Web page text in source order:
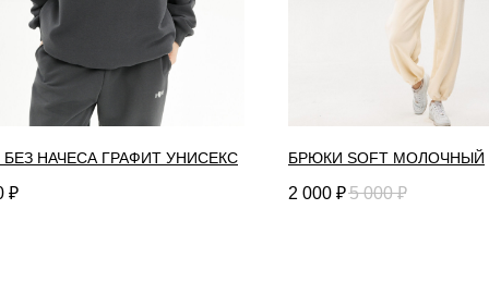
БЕЗ НАЧЕСА ГРАФИТ УНИСЕКС
₽
БРЮКИ SOFT МОЛОЧНЫЙ
2 000 ₽5 000 ₽